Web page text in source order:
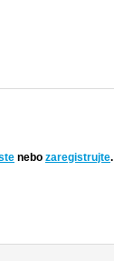
nebo zaregistrujte.